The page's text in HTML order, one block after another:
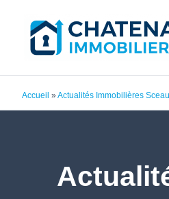
contenu
Accueil »Actualités Immobilières